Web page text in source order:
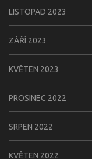
LISTOPAD 2023
ZÁŘÍ 2023
KVĚTEN 2023
PROSINEC 2022
SRPEN 2022
KVĚTEN 2022